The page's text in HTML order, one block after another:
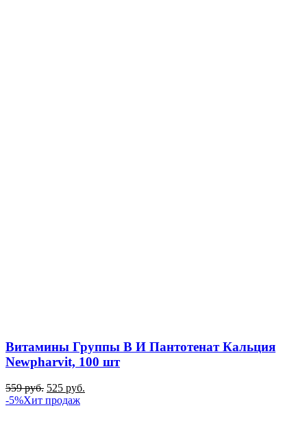
Витамины Группы B И Пантотенат Кальция
Newpharvit, 100 шт
559руб. 525 руб.
-5%Хит продаж